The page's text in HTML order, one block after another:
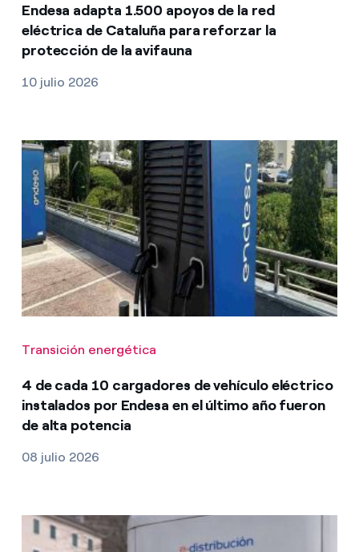
Endesa adapta 1.500 apoyos de la red
eléctrica de Cataluña para reforzar la
protección de la avifauna
10 julio 2026
Transición energética
4 de cada 10 cargadores de vehículo eléctrico
instalados por Endesa en el último año fueron
de alta potencia
08 julio 2026